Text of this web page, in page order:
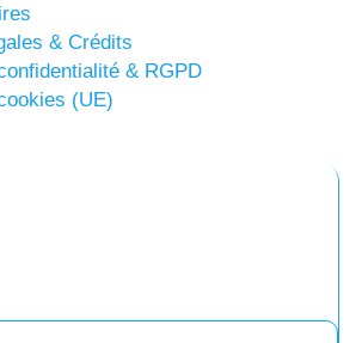
& Crédits
& RGPD
(UE)